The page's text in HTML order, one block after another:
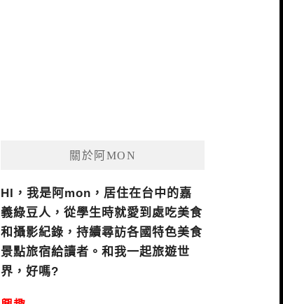
關於阿MON
HI，我是阿mon，居住在台中的嘉
義綠豆人，從學生時就愛到處吃美食
和攝影紀錄，持續尋訪各國特色美食
景點旅宿給讀者。和我一起旅遊世
界，好嗎?